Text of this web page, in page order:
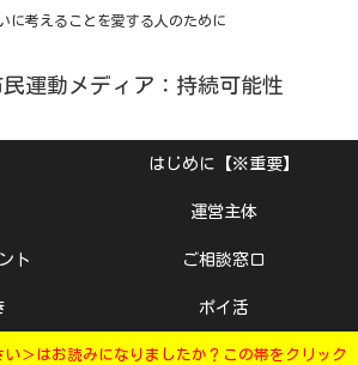
に考えることを愛する人のために
運動メディア：持続可能性
はじめに【※重要】
運営主体
ト ご相談窓口
ポイ活
＞はお読みになりましたか？この帯をクリック